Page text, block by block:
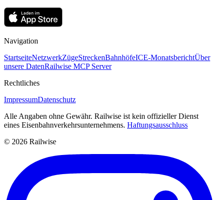
Navigation
StartseiteNetzwerkZügeStreckenBahnhöfeICE-MonatsberichtÜber
unsere DatenRailwise MCP Server
Rechtliches
ImpressumDatenschutz
Alle Angaben ohne Gewähr. Railwise ist kein offizieller Dienst
eines Eisenbahnverkehrsunternehmens. Haftungsausschluss
© 2026 Railwise